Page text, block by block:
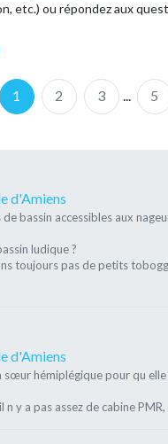
etc.) ou répondez aux
1 2 3 ... 5
d'Amiens
bassin accessibles aux
ludique ?
toujours pas de petits
d'Amiens
sœur hémiplégique pour qu
y a pas assez de cabine